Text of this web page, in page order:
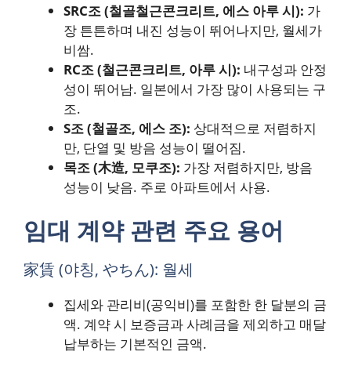
SRC조 (철골철근콘크리트, 에스 아루 시): 가
장 튼튼하며 내진 성능이 뛰어나지만, 월세가
비쌈.
RC조 (철근콘크리트, 아루 시): 내구성과 안정
성이 뛰어남. 일본에서 가장 많이 사용되는 구
조.
S조 (철골조, 에스 조): 상대적으로 저렴하지
만, 단열 및 방음 성능이 떨어짐.
목조 (木造, 모쿠조): 가장 저렴하지만, 방음
성능이 낮음. 주로 아파트에서 사용.
임대 계약 관련 주요 용어
家賃 (야칭, やちん): 월세
집세와 관리비(공익비)를 포함한 한 달분의 금
액. 계약 시 보증금과 사례금을 제외하고 매달
납부하는 기본적인 금액.